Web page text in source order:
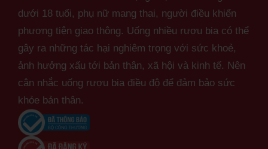
dưới 18 tuổi, phụ nữ mang thai, người điều khiển
phương tiện giao thông. Uống nhiều rượu bia có thể
gây ra những tác hại nghiêm trọng với sức khoẻ,
ảnh hưởng xấu tới bản thân, xã hội và kinh tế. Nên
cân nhắc uống rượu bia điều độ để đảm bảo sức
khỏe bản thân.